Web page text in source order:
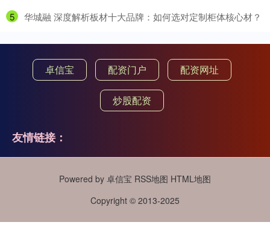
5 ​华城融 深度解析板材十大品牌：如何选对定制柜体核心材？
卓信宝 配资门户 配资网址
炒股配资
友情链接：
Powered by 卓信宝 RSS地图 HTML地图
Copyright © 2013-2025